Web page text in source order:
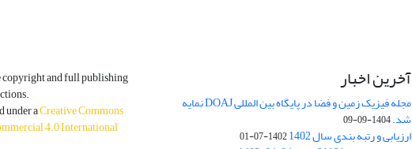
آخرین اخبار
مجله فیزیک زمین و فضا در پایگاه بین المللی DOAJ نمایه
شد.1404-09-09
ارزیابی و رتبه بندی سال 1402 1402-07-01
copyright and full publishing
under aCreative Commons
4.0 International